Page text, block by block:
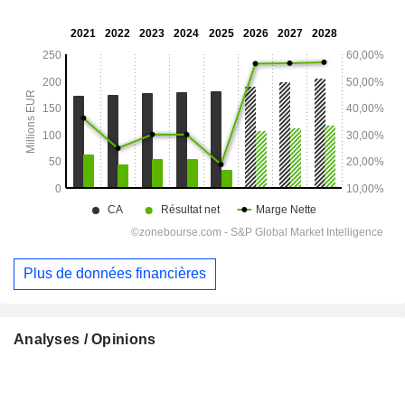
Plus de données financières
Analyses / Opinions